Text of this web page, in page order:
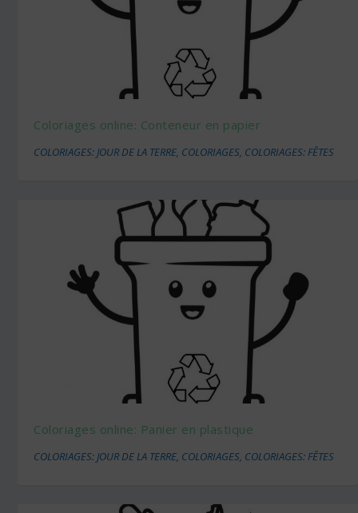
Coloriages online: Conteneur en papier
COLORIAGES: JOUR DE LA TERRE, COLORIAGES, COLORIAGES: FÊTES
Coloriages online: Panier en plastique
COLORIAGES: JOUR DE LA TERRE, COLORIAGES, COLORIAGES: FÊTES